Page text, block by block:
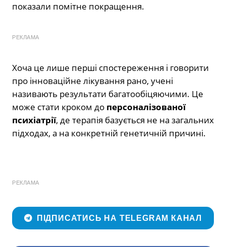
показали помітне покращення.
РЕКЛАМА
Хоча це лише перші спостереження і говорити
про інноваційне лікування рано, учені
називають результати багатообіцяючими. Це
може стати кроком до персоналізованої
психіатрії, де терапія базується не на загальних
підходах, а на конкретній генетичній причині.
РЕКЛАМА
ПІДПИСАТИСЬ НА TELEGRAM КАНАЛ